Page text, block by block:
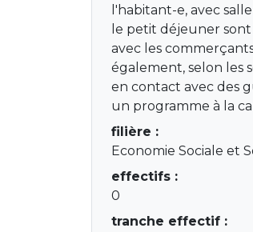
l'habitant-e, avec
le petit déjeuner sont
avec les
également, selon les
en contact avec des
un programme à la
filière :
Economie Sociale et
effectifs :
0
tranche effectif :